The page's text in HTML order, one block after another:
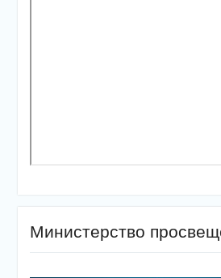
Министерство